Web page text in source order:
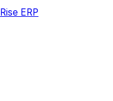
Rise ERP